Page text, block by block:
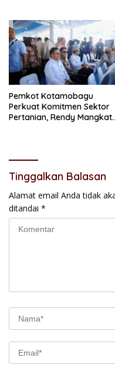
Pemkot Kotamobagu
Perkuat Komitmen Sektor
Pertanian, Rendy Mangkat
Tinggalkan Balasan
Alamat email Anda tidak
ditandai *